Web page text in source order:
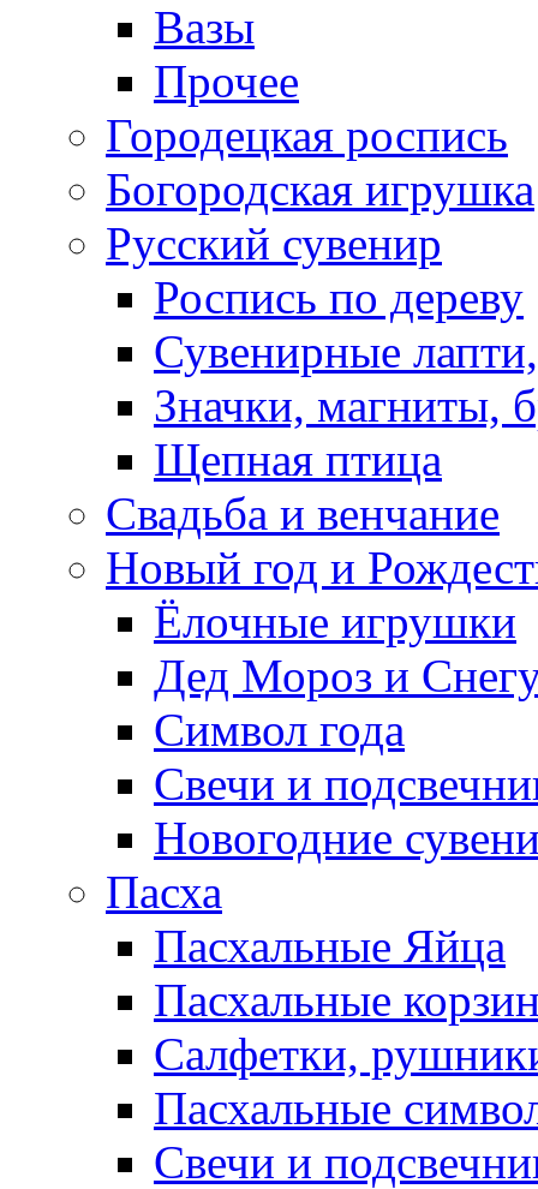
Вазы
Прочее
Городецкая роспись
Богородская игрушка
Русский сувенир
Роспись по дереву
Сувенирные
Значки, магниты,
Щепная птица
Свадьба и венчание
Новый год и
Ёлочные игрушки
Дед Мороз и
Символ года
Свечи и
Новогодние
Пасха
Пасхальные Яйца
Пасхальные
Салфетки,
Пасхальные
Свечи и